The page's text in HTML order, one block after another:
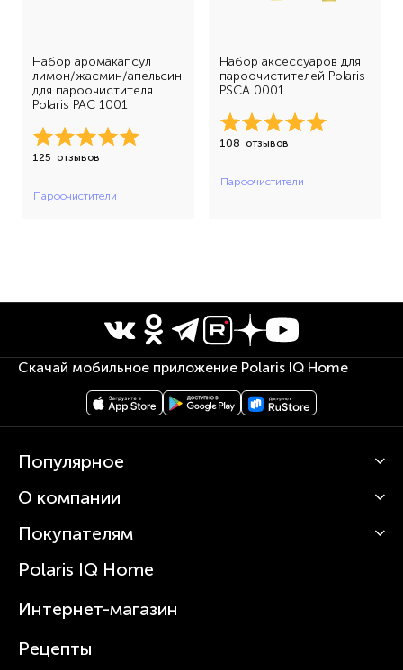
Набор аромакапсул
лимон/жасмин/апельсин
для пароочистителя
Polaris PAC 1001
125 отзывов
Пароочистители
Набор аксессуаров для
пароочистителей Polaris
PSCA 0001
108 отзывов
Пароочистители
Скачай мобильное приложение Polaris IQ Home
Популярное
Кофемашины
Вертикальные пылесосы
Зубные щетки и ирригаторы
Увлажнители
Посуда
О компании
О Polaris
Статьи
Покупателям
Сервисные центры
Где купить
Polaris IQ Home
Интернет-магазин
Рецепты